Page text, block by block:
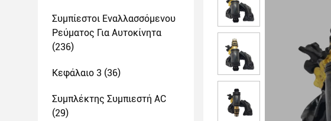
Συμπίεστοι Εναλλασσόμενου
Ρεύματος Για Αυτοκίνητα
(236)
Κεφάλαιο 3 (36)
Συμπλέκτης Συμπιεστή AC
(29)